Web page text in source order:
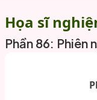
Họa sĩ
Phần 86: Phiên